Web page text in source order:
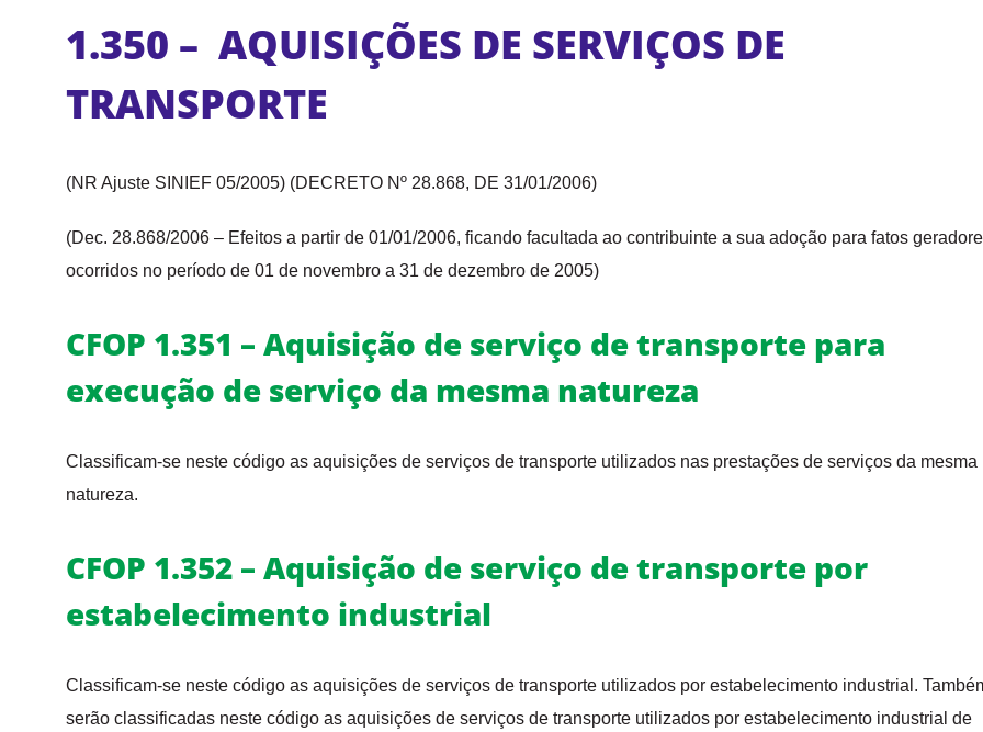
1.350 – AQUISIÇÕES DE SERVIÇOS DE
TRANSPORTE
(NR Ajuste SINIEF 05/2005) (DECRETO Nº 28.868, DE 31/01/2006)
(Dec. 28.868/2006 – Efeitos a partir de 01/01/2006, ficando facultada ao contribuinte a sua adoção para fatos
ocorridos no período de 01 de novembro a 31 de dezembro de 2005)
CFOP 1.351 – Aquisição de serviço de transporte para
execução de serviço da mesma natureza
Classificam-se neste código as aquisições de serviços de transporte utilizados nas prestações de serviços da mesma
natureza.
CFOP 1.352 – Aquisição de serviço de transporte por
estabelecimento industrial
Classificam-se neste código as aquisições de serviços de transporte utilizados por estabelecimento industrial.
serão classificadas neste código as aquisições de serviços de transporte utilizados por estabelecimento industrial de